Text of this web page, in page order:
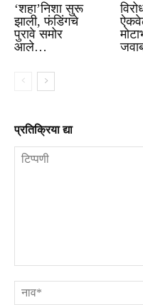
‘शहा’निशा सुरू
झाली, फंडिंगचे
पुरावे समोर
आले…
प्रतिक्रिया द्या